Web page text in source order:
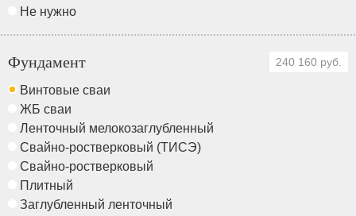
Не нужно
Фундамент 240 160 руб.
Винтовые сваи
ЖБ сваи
Ленточный мелокозаглубленный
Свайно-ростверковый (ТИСЭ)
Свайно-ростверковый
Плитный
Заглубленный ленточный